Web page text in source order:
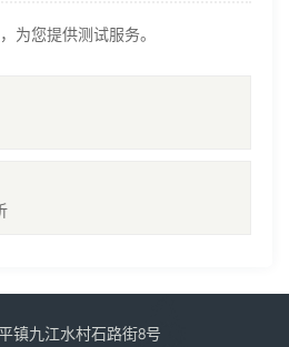
为您提供测试服务。
镇九江水村石路街8号